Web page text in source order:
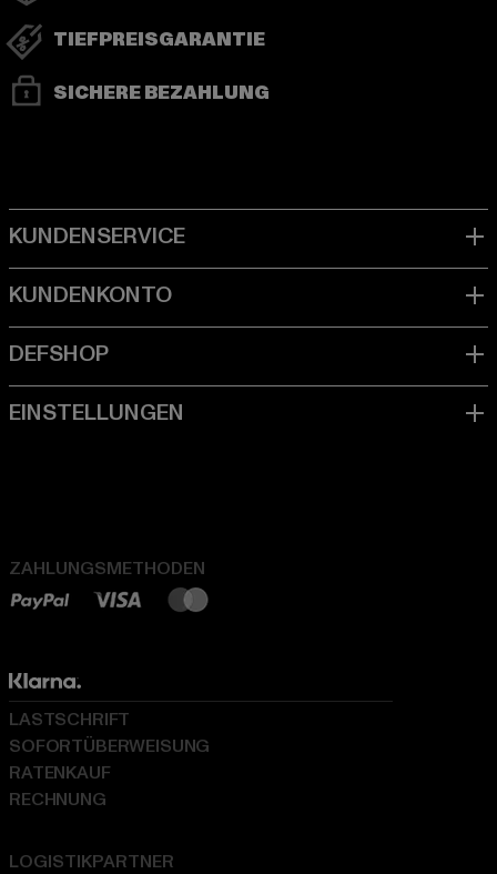
TIEFPREISGARANTIE
SICHERE BEZAHLUNG
ZAHLUNGSMETHODEN
LOGISTIKPARTNER
LASTSCHRIFT
SOFORTÜBERWEISUNG
RATENKAUF
RECHNUNG